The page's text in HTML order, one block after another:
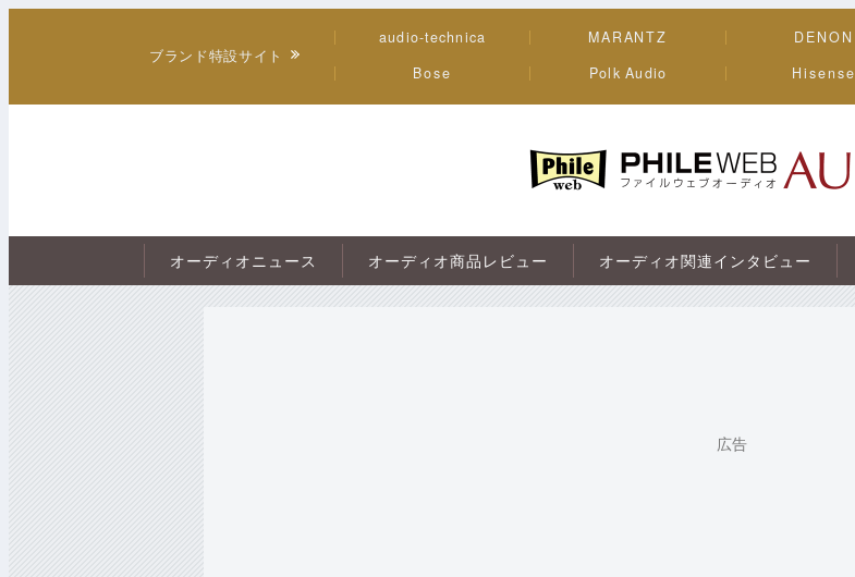
ブランド特設サイト
audio-technica MARANTZ DENON
Bose
Polk Audio Hisense
PHILE WEB｜AV/オーディオ/ガジェット
オーディオニュース オーディオ商品レビュー オーディオ関連インタビュー